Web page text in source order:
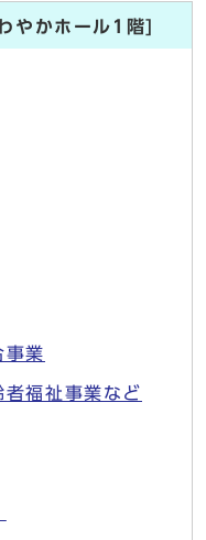
やかホール1階]
事業
福祉事業など